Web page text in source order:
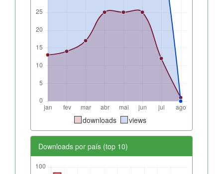
downloads views
Downloads por país (top 10)